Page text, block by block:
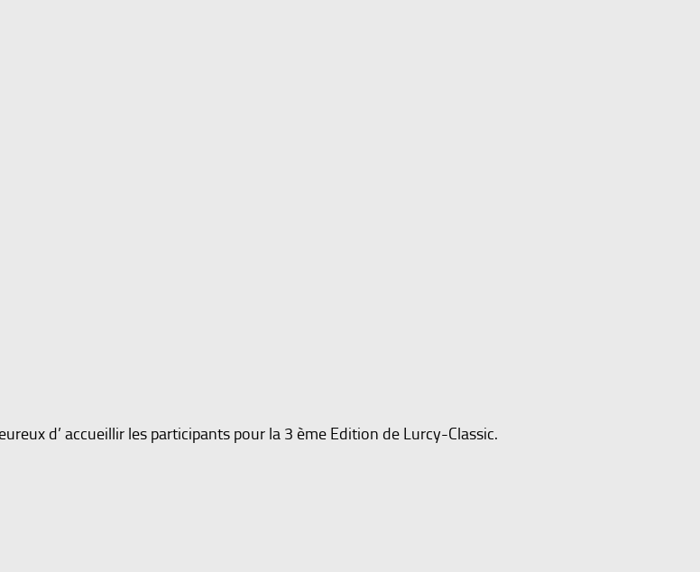
d’ accueillir les participants pour la 3 ème Edition de Lurcy-Classic.